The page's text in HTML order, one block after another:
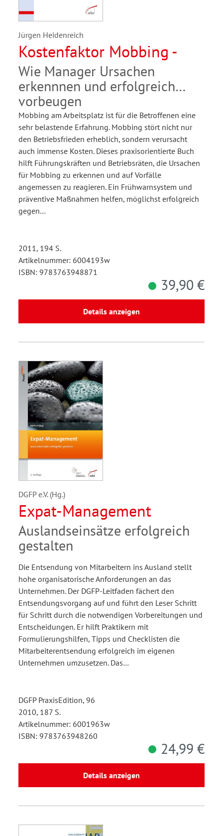
Jürgen Heidenreich
Kostenfaktor Mobbing -
Wie Manager Ursachen
erkennnen und erfolgreich
vorbeugen
Mobbing am Arbeitsplatz ist für die Betroffenen eine
sehr belastende Erfahrung. Mobbing stört nicht nur
den Betriebsfrieden erheblich, sondern verursacht
auch immense Kosten. Dieses praxisorientierte Buch
hilft Führungskräften und Betriebsräten, die Ursachen
für Mobbing zu erkennen und auf Vorfälle
angemessen zu reagieren. Ein Frühwarnsystem und
präventive Maßnahmen helfen, möglichst erfolgreich
gegen…
2011, 194 S.
Artikelnummer: 6004193w
ISBN: 9783763948871
39,90 €
Details anzeigen
DGFP e.V. (Hg.)
Expat-Management
Auslandseinsätze erfolgreich
gestalten
Die Entsendung von Mitarbeitern ins Ausland stellt
hohe organisatorische Anforderungen an das
Unternehmen. Der DGFP-Leitfaden fächert den
Entsendungsvorgang auf und führt den Leser Schritt
für Schritt durch die notwendigen Vorbereitungen und
Entscheidungen. Er hilft Praktikern mit
Formulierungshilfen, Tipps und Checklisten die
Mitarbeiterentsendung erfolgreich im eigenen
Unternehmen umzusetzen. Das…
DGFP PraxisEdition, 96
2010, 187 S.
Artikelnummer: 6001963w
ISBN: 9783763948260
24,99 €
Details anzeigen